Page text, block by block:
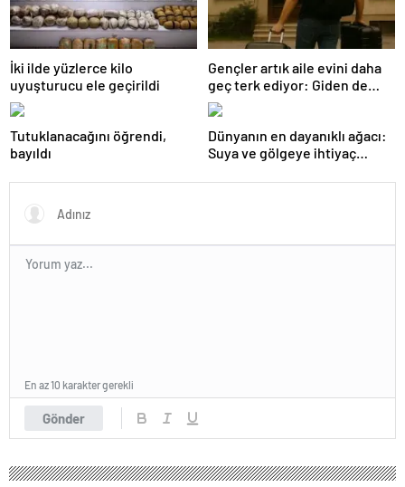
İki ilde yüzlerce kilo
uyuşturucu ele geçirildi
Gençler artık aile evini daha
geç terk ediyor: Giden de
geri dönüyor
Tutuklanacağını öğrendi,
bayıldı
Dünyanın en dayanıklı ağacı:
Suya ve gölgeye ihtiyaç
veriyor!
Gönder
En az 10 karakter gerekli